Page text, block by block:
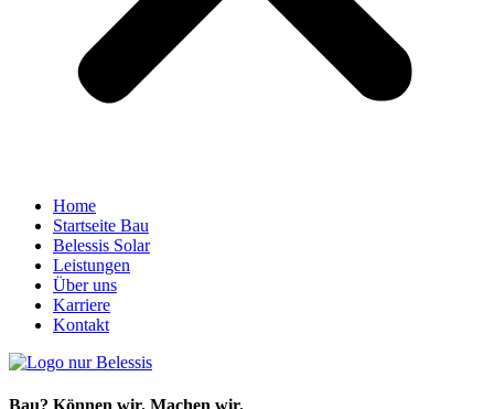
Home
Startseite Bau
Belessis Solar
Leistungen
Über uns
Karriere
Kontakt
Bau? Können wir. Machen wir.